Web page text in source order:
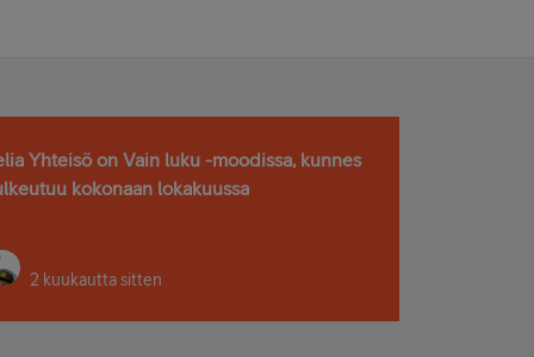
Yhteisö on Vain luku -moodissa, kunnes
kokonaan lokakuussa
2 kuukautta sitten